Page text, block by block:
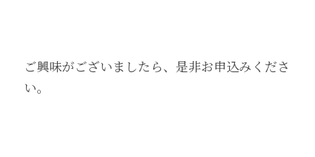
ご興味がございましたら、是非お申込みくださ
い。